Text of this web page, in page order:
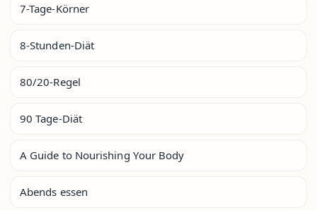
7-Tage-Körner
8-Stunden-Diät
80/20-Regel
90 Tage-Diät
A Guide to Nourishing Your Body
Abends essen